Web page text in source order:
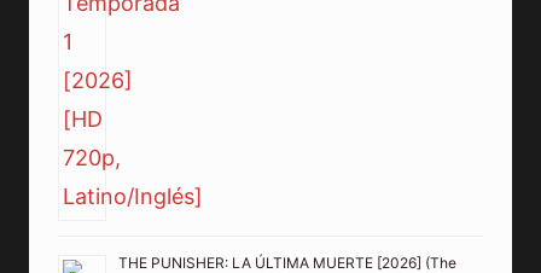
THE PUNISHER: LA ÚLTIMA MUERTE [2026] (The